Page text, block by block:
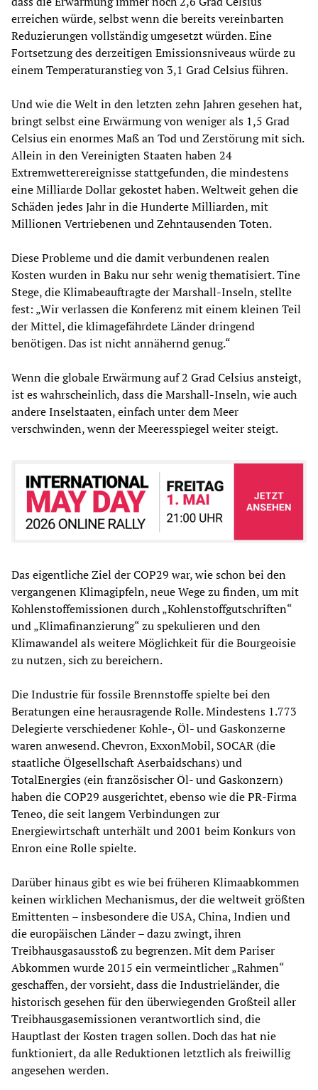
erreichen würde, selbst wenn die bereits vereinbarten
Reduzierungen vollständig umgesetzt würden. Eine
Fortsetzung des derzeitigen Emissionsniveaus würde zu
einem Temperaturanstieg von 3,1 Grad Celsius führen.
Und wie die Welt in den letzten zehn Jahren gesehen hat,
bringt selbst eine Erwärmung von weniger als 1,5 Grad
Celsius ein enormes Maß an Tod und Zerstörung mit sich.
Allein in den Vereinigten Staaten haben 24
Extremwetterereignisse stattgefunden, die mindestens
eine Milliarde Dollar gekostet haben. Weltweit gehen die
Schäden jedes Jahr in die Hunderte Milliarden, mit
Millionen Vertriebenen und Zehntausenden Toten.
Diese Probleme und die damit verbundenen realen
Kosten wurden in Baku nur sehr wenig thematisiert. Tine
Stege, die Klimabeauftragte der Marshall-Inseln, stellte
fest: „Wir verlassen die Konferenz mit einem kleinen Teil
der Mittel, die klimagefährdete Länder dringend
benötigen. Das ist nicht annähernd genug.“
Wenn die globale Erwärmung auf 2 Grad Celsius ansteigt,
ist es wahrscheinlich, dass die Marshall-Inseln, wie auch
andere Inselstaaten, einfach unter dem Meer
verschwinden, wenn der Meeresspiegel weiter steigt.
Das eigentliche Ziel der COP29 war, wie schon bei den
vergangenen Klimagipfeln, neue Wege zu finden, um mit
Kohlenstoffemissionen durch „Kohlenstoffgutschriften“
und „Klimafinanzierung“ zu spekulieren und den
Klimawandel als weitere Möglichkeit für die Bourgeoisie
zu nutzen, sich zu bereichern.
Die Industrie für fossile Brennstoffe spielte bei den
Beratungen eine herausragende Rolle. Mindestens 1.773
Delegierte verschiedener Kohle-, Öl- und Gaskonzerne
waren anwesend. Chevron, ExxonMobil, SOCAR (die
staatliche Ölgesellschaft Aserbaidschans) und
TotalEnergies (ein französischer Öl- und Gaskonzern)
haben die COP29 ausgerichtet, ebenso wie die PR-Firma
Teneo, die seit langem Verbindungen zur
Energiewirtschaft unterhält und 2001 beim Konkurs von
Enron eine Rolle spielte.
Darüber hinaus gibt es wie bei früheren Klimaabkommen
keinen wirklichen Mechanismus, der die weltweit größten
Emittenten – insbesondere die USA, China, Indien und
die europäischen Länder – dazu zwingt, ihren
Treibhausgasausstoß zu begrenzen. Mit dem Pariser
Abkommen wurde 2015 ein vermeintlicher „Rahmen“
geschaffen, der vorsieht, dass die Industrieländer, die
historisch gesehen für den überwiegenden Großteil aller
Treibhausgasemissionen verantwortlich sind, die
Hauptlast der Kosten tragen sollen. Doch das hat nie
funktioniert, da alle Reduktionen letztlich als freiwillig
angesehen werden.